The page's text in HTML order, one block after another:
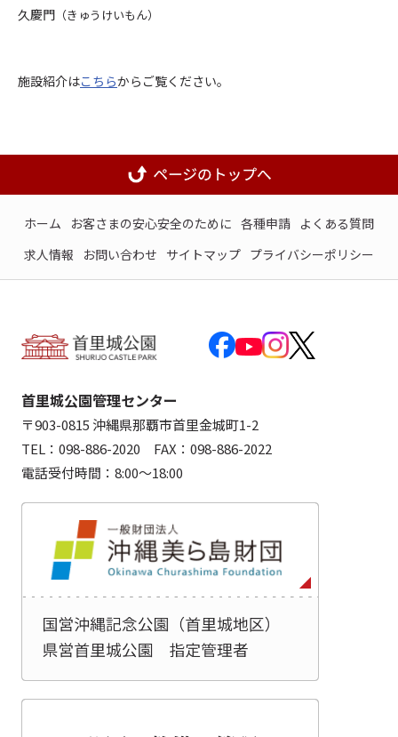
久慶門 （きゅうけいもん）
施設紹介はこちらからご覧ください。
ホーム お客さまの安心安全のために 各種申請 よくある質問
求人情報
お問い合わせ サイトマップ プライバシーポリシー
首里城公園管理センター
〒903-0815 沖縄県那覇市首里金城町1-2
TEL：098-886-2020 FAX：098-886-2022
電話受付時間：8:00～18:00